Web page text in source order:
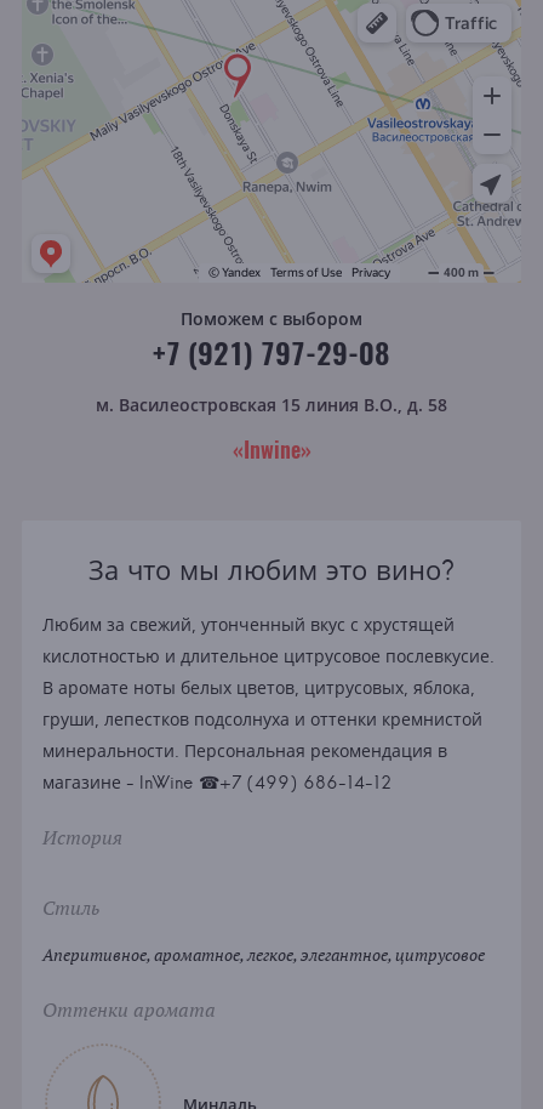
Поможем с выбором
+7 (921) 797-29-08
м. Василеостровская 15 линия В.О., д. 58
«Inwine»
За что мы любим это вино?
Любим за свежий, утонченный вкус с хрустящей
кислотностью и длительное цитрусовое послевкусие.
В аромате ноты белых цветов, цитрусовых, яблока,
груши, лепестков подсолнуха и оттенки кремнистой
минеральности. Персональная рекомендация в
магазине - InWine ☎+7 (499) 686-14-12
История
Стиль
Аперитивное, ароматное, легкое, элегантное, цитрусовое
Оттенки аромата
Миндаль